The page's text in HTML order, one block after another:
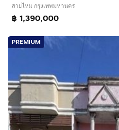
สายไหม กรุงเทพมหานคร
฿ 1,390,000
PREMIUM